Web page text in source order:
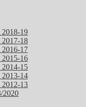
2018-19
2017-18
2016-17
2015-16
2014-15
2013-14
2012-13
2020